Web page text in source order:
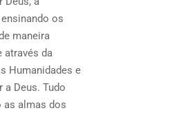
os
maneira
através da
Humanidades e
Deus. Tudo
as almas dos